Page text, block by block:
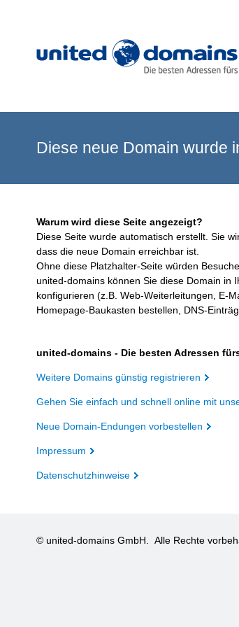
Diese neue Domain wurde
Warum wird diese Seite angezeigt?
Diese Seite wurde automatisch erstellt. Sie
dass die neue Domain erreichbar ist.
Ohne diese Platzhalter-Seite würden
united-domains können Sie diese Domain in
konfigurieren (z.B. Web-Weiterleitungen, E-
Homepage-Baukasten bestellen, DNS-
united-domains - Die besten Adressen
Weitere Domains günstig registrieren
Gehen Sie einfach und schnell online mit
Neue Domain-Endungen vorbestellen
Impressum
Datenschutzhinweise
© united-domains GmbH. Alle Rechte